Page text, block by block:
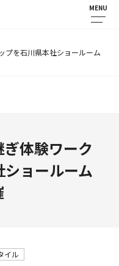
MENU
プを石川県本社ショールーム
体験ワーク
ョールーム
イル